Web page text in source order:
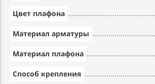
Цвет плафона
Материал арматуры
Материал плафона
Способ крепления